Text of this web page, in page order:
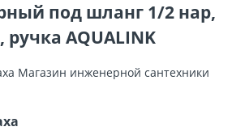
под шланг 1/2 нар,
ручка AQUALINK